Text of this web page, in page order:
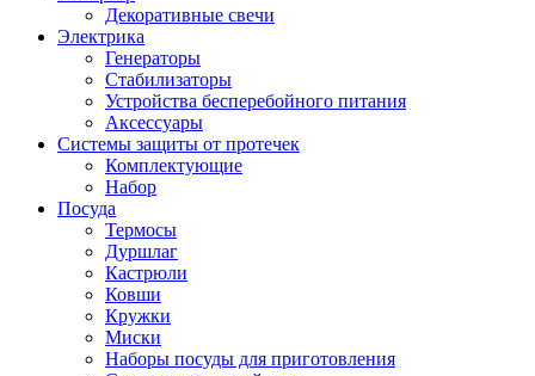
Декоративные свечи
Электрика
Генераторы
Стабилизаторы
Устройства бесперебойного питания
Аксессуары
Системы защиты от протечек
Комплектующие
Набор
Посуда
Термосы
Дуршлаг
Кастрюли
Ковши
Кружки
Миски
Наборы посуды для приготовления